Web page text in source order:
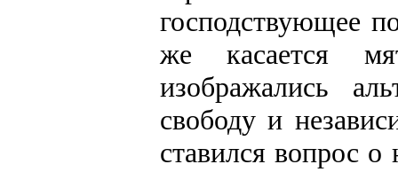
господствующее
же касается
изображались
свободу и
ставился вопрос о